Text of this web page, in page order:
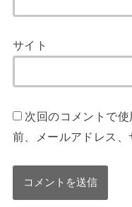
サイト
次回のコメントで
前、メールアドレス、